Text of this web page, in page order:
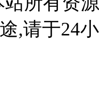
,请于24